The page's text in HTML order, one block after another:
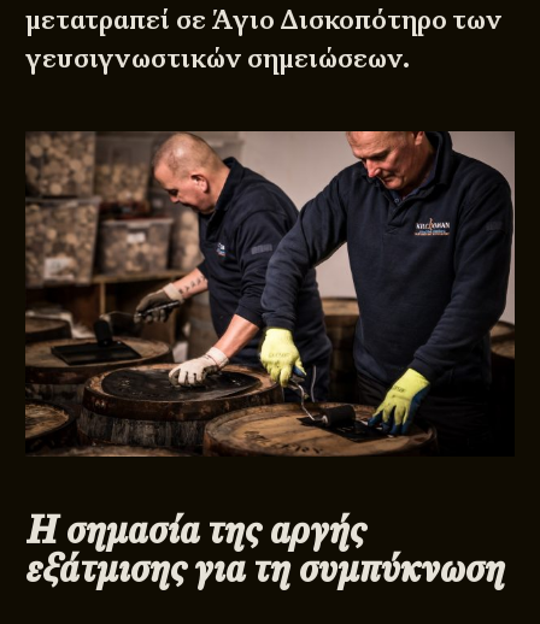
μετατραπεί σε Άγιο Δισκοπότηρο των
γευσιγνωστικών σημειώσεων.
Η σημασία της αργής
εξάτμισης για τη συμπύκνωση